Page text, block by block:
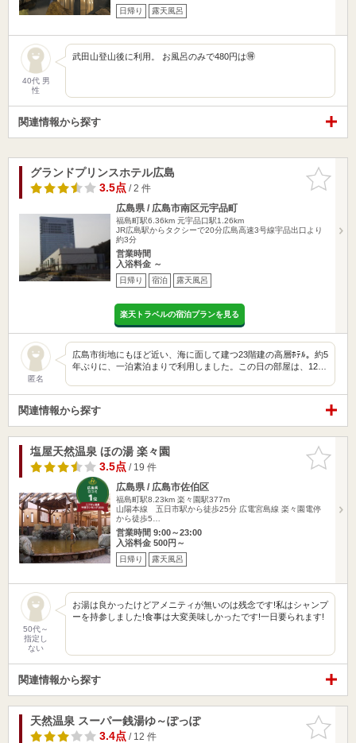
日帰り 露天風呂
40代 男
性
武田山登山後に利用。 お風呂のみで480円は🉐
関連情報から探す
お気に入
りに追加
グランドプリンスホテル広島
3.5点/ 2 件
広島県 / 広島市南区元宇品町
福島町駅6.36km 元宇品口駅1.26km
JR広島駅からタクシーで20分広島高速3号線宇品出口より
約3分
営業時間
入浴料金 ～
日帰り 宿泊 露天風呂
楽天トラベルの宿泊プランを見る
匿名
広島市街地にもほど近い、海に面して建つ23階建の高層ﾎﾃﾙ。約5
年ぶりに、一泊素泊まりで利用しました。この日の部屋は、12…
関連情報から探す
お気に入
りに追加
塩屋天然温泉 ほの湯 楽々園
3.5点/ 19 件
広島県 / 広島市佐伯区
福島町駅8.23km 楽々園駅377m
山陽本線 五日市駅から徒歩25分 広電宮島線 楽々園電停
から徒歩5…
営業時間 9:00～23:00
入浴料金 500円～
日帰り 露天風呂
50代～
指定し
ない
お湯は良かったけどアメニティが無いのは残念です!私はシャンプ
ーを持参しました!食事は大変美味しかったです!一日要られます!
関連情報から探す
お気に入
りに追加
天然温泉 スーパー銭湯ゆ～ぽっぽ
3.4点/ 12 件